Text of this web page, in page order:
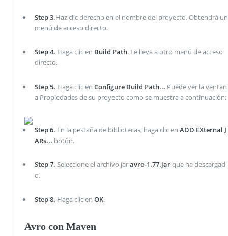
Step 3.Haz clic derecho en el nombre del proyecto. Obtendrá un
menú de acceso directo.
Step 4. Haga clic en Build Path. Le lleva a otro menú de acceso
directo.
Step 5. Haga clic en Configure Build Path... Puede ver la ventan
a Propiedades de su proyecto como se muestra a continuación:
Step 6. En la pestaña de bibliotecas, haga clic en ADD EXternal J
ARs... botón.
Step 7. Seleccione el archivo jaravro-1.77.jarque ha descargad
o.
Step 8. Haga clic en OK.
Avro con Maven